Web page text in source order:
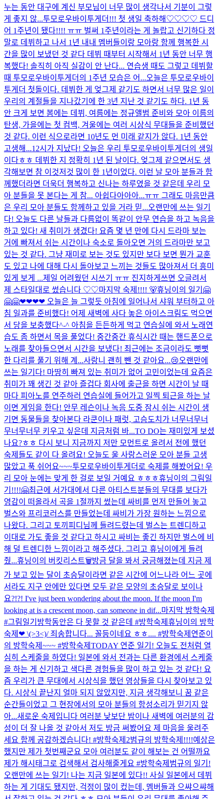
누는 동안 대구에 계신 부모님이 너무 많이 생각나서 기분이 그렇
게 좋지 않...투모로우바이투게더!!! 첫 생일 축하해♡♡♡♡ 드디
어 1주년이 됐다!!!! ㅠㅠ 벌써 1주년이라는 게 놀랍고 신기하다 정
말로 데뷔하고 나서 1년 내내 멤버들이랑 모아랑 함께 행복한 시
간을 많이 보냈던 것 같다 데뷔 때부터 시작해서 1년 동안 너무 행
복했다! 솔직히 아직 실감이 안 난다... 연습생 때도 그렇고 데뷔할
때 투모로우바이투게더의 1주년 모습은 어...오늘은 투모로우바이
투게더 첫돌이다. 데뷔한 게 엊그제 같기도 하면서 너무 많은 일이
우리의 계절들을 지나갔기에 한 3년 지난 것 같기도 하다. 1년 동
안 크게 보면 봄에는 데뷔, 여름에는 정규앨범 준비와 모아 이름의
탄생, 가을에는 첫 컴백, 겨울에는 여러 시상식 무대들을 준비했던
것 같다. 이런 식으로라면 10년도 먼 미래 같지가 않다. 1년 동안
고생해...12시가 지났다! 오늘은 우리 투모로우바이투게더의 생일
이다ㅎㅎ 데뷔한 지 정확히 1년 된 날이다. 엊그제 같으면서도 생
각해보면 참 이것저것 많이 한 1년이었다. 이런 날 모아 분들과 함
께했더라면 더욱더 행복하고 신나는 하루였을 것 같은데 우리 모
아 분들을 못 본다는 게 참... 아쉽다아아아...ㅠㅠ 그래도 마음만큼
은 우리 모아 분들도 함께하고 있을 거라 믿...오랜만에 쓰는 일기
다! 오늘도 다른 날들과 다름없이 똑같이 안무 연습을 하고 녹음을
하고 있다! 새 취미가 생겼다! 요즘 몇 년 만에 다시 드라마 보는
거에 빠져서 쉬는 시간이나 숙소로 돌아오면 거의 드라마만 보고
있는 것 같다. 그냥 재미로 보는 것도 있지만 보다 보면 뭔가 교훈
도 있고 나에 대해 다시 돌아보고 느끼는 것들도 많아져서 더 흥미
있게 보게 ...제일 어려웠던 시쓰기 ㅠㅠ 진지하게쓰면 오글려서
제 스타일대로 썼습니다 ♡♡마지막 숙제!!!! 🐻휴닝이의 일기🤗
🤗🤗❤❤❤❤ 오늘은 늘 그렇듯 아침에 일어나서 샤워 부터하고 아
침 일과를 준비했다! 어제 새벽에 사다 놓은 아이스크림도 먹으면
서 당을 보충했다^-^ 아침을 든든하게 먹고 연습실에 와서 노래연
습도 좀 하면서 목을 풀었다! 중간중간 휴식시간 때는 핸드폰으로
노래를 찾아들으면서 시간을 보냈다! 최근에는 조금이라도 뻣뻣
한 다리를 풀기 위해 계...사랑니 괜히 뺀 것 같아요...😢오랜만에
쓰는 일기다! 마땅히 빠져 있는 취미가 없어 고민이었는데 요즘은
취미가 꽤 생긴 것 같아 즐겁다 회사에 출근을 하면 시간이 날 때
마다 피아노를 연주하러 연습실에 들어가고 일찍 퇴근을 하는 날
이면 게임을 한다! 안무 레슨이나 녹음 도중 잠시 쉬는 시간이 생
기면 동물들을 찾아본다 라쿤이나 패럿, 고슴도치가 너무너무너
무너무너무 키우고 싶은데 지금처럼 바...TO DO는 재미있게 보셨
나요?ㅎㅎ 다시 보니 지금까지 저만 모먼트로 올려서 전에 했던
숙제들도 같이 다 올려요! 오늘도 울 사랑스러운 모아 분들 고생
많았고 푹 쉬어요~~~투모로우바이투게더로 숙제를 해봤어요! 우
리 모아 눈에는 맞게 한 걸로 보일 거예요 ㅎㅎㅎ휴닝이의 그림일
기!!!!🤗최근에 서가대에서 다른 아티스트분들의 무대를 보다가
영감이 떠올라서 곡을 1절까지 썼는데 싸비를 먼저 만들어 놓고
벌스와 프리코러스를 만들었는데 싸비가 가장 원하는 느낌으로
나왔다. 그리고 토끼피디님께 들려드렸는데 벌스는 트렌디하고
이대로 가도 좋을 것 같다고 하시고 싸비는 좋긴 하지만 벌스에 비
해 덜 트렌디한 느낌이라고 해주셨다. 그리고 휴닝이에게 들려
줬...휴닝이의 버킷리스트🗑방금 달을 봐서 궁금해졌는데 지금 제
가 보고 있는 달이 초승달이라면 같은 시간에 어느나라 어느 곳에
서라도 지구 안에만 있다면 모두 같은 모양의 초승달로 보이나
요?!?! I've just been wondering about the moon. If the moon I'm
looking at is a crescent moon, can someone in dif...마지막 방학숙제
#그림일기 방학동안은 다 못할 것 같은데 #방학숙제 휴닝이의 방학
숙제❤ \(>3<)/ 죄송합니다... 꼴등이네요 ㅎㅎ.... #방학숙제 연준이
의 방학숙제~~~ #방학숙제 TODAY 연준 일기! 오늘도 전처럼 열
심히 스케줄을 하였다! 일본에 와서 전과는 다른 환경에서 스케줄
을 하는 게 신기하고 색다른 경험들을 많이 하고 있는 것 같다! 요
즘 우리가 큰 무대에서 시상식을 했던 영상들을 다시 찾아보고 있
다. 시상식 끝난지 얼마 되지 않았지만, 지금 생각해보니 꿈 같은
순간들이었고 그 현장에서의 모아 분들의 함성소리가 믿기지 않
아...새로운 숙제입니다 여러분 낮보단 밤이나 새벽에 여러분의 감
성이 더 잘 나올 것 같아서 저도 방금 써봤어요 제 마음을 울려주
세요 함께 공감하겠습니다! #방학숙제2범규의 방학숙제!!!!예상은
했지만 제가 첫번째군요 모아 여러분도 같이 해보는 건 어떨까요
제가 해시태그로 검색해서 검사해줄게요 #방학숙제 범규의 일기!
오랜만에 쓰는 일기! 나는 지금 일본에 있다!! 사실 일본에서 데뷔
하는 게 기대도 됐지만, 걱정이 많이 컸는데, 멤버들과 으쌰으쌰해